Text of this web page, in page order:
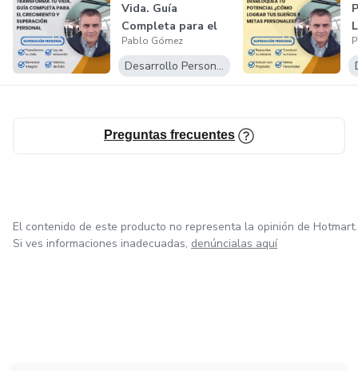
Vida. Guía
Completa para el
Crecimiento y
Supe...
Pablo Gómez
Desarrollo Personal
Preguntas frecuentes
El contenido de este producto no representa la opinión de Hotmart.
Si ves informaciones inadecuadas, denúncialas aquí